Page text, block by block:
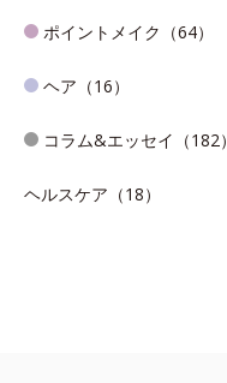
ポイントメイク（64）
ヘア（16）
コラム&エッセイ（182）
ヘルスケア（18）